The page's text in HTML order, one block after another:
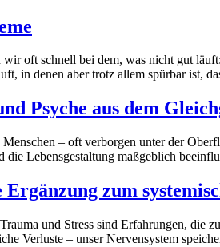
oft schnell bei dem, was nicht gut
in denen aber trotz allem spürbar ist,
Psyche aus dem
– oft verborgen unter der
Lebensgestaltung maßgeblich
zum
und Stress sind Erfahrungen,
Verluste – unser Nervensystem